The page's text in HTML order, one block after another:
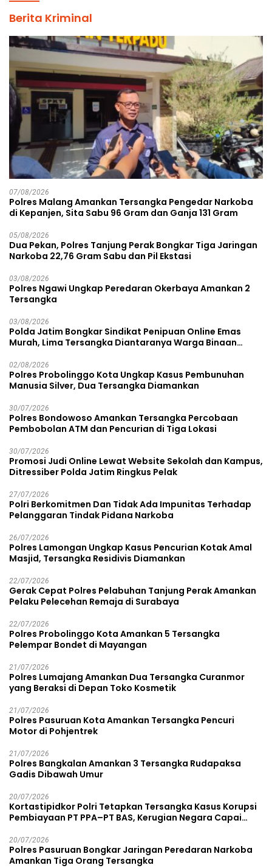
Berita Kriminal
07/08/2026
Polres Malang Amankan Tersangka Pengedar Narkoba
di Kepanjen, Sita Sabu 96 Gram dan Ganja 131 Gram
05/08/2026
Dua Pekan, Polres Tanjung Perak Bongkar Tiga Jaringan
Narkoba 22,76 Gram Sabu dan Pil Ekstasi
03/08/2026
Polres Ngawi Ungkap Peredaran Okerbaya Amankan 2
Tersangka
03/08/2026
Polda Jatim Bongkar Sindikat Penipuan Online Emas
Murah, Lima Tersangka Diantaranya Warga Binaan
02/08/2026
Polres Probolinggo Kota Ungkap Kasus Pembunuhan
Manusia Silver, Dua Tersangka Diamankan
30/07/2026
Polres Bondowoso Amankan Tersangka Percobaan
Pembobolan ATM dan Pencurian di Tiga Lokasi
30/07/2026
Promosi Judi Online Lewat Website Sekolah dan Kampus,
Ditressiber Polda Jatim Ringkus Pelak
27/07/2026
Polri Berkomitmen Dan Tidak Ada Impunitas Terhadap
Pelanggaran Tindak Pidana Narkoba
26/07/2026
Polres Lamongan Ungkap Kasus Pencurian Kotak Amal
Masjid, Tersangka Residivis Diamankan
22/07/2026
Gerak Cepat Polres Pelabuhan Tanjung Perak Amankan
Pelaku Pelecehan Remaja di Surabaya
22/07/2026
Polres Probolinggo Kota Amankan 5 Tersangka
Pelempar Bondet di Mayangan
21/07/2026
Polres Lumajang Amankan Dua Tersangka Curanmor
yang Beraksi di Depan Toko Kosmetik
21/07/2026
Polres Pasuruan Kota Amankan Tersangka Pencuri
Motor di Pohjentrek
21/07/2026
Polres Bangkalan Amankan 3 Tersangka Rudapaksa
Gadis Dibawah Umur
20/07/2026
Kortastipidkor Polri Tetapkan Tersangka Kasus Korupsi
Pembiayaan PT PPA–PT BAS, Kerugian Negara Capai
20/07/2026
Polres Pasuruan Bongkar Jaringan Peredaran Narkoba
Amankan Tiga Orang Tersangka